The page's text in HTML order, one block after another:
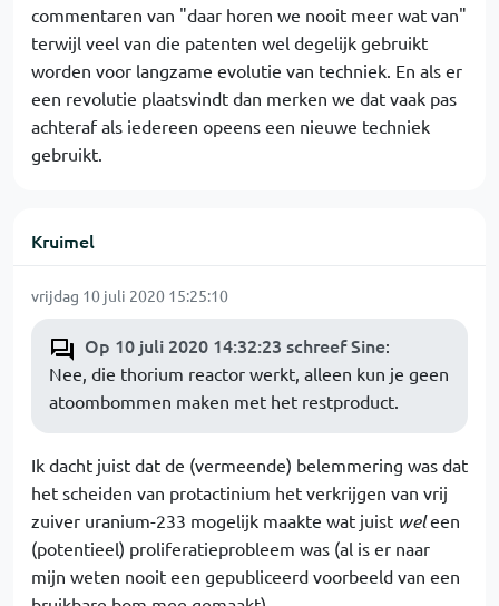
commentaren van "daar horen we nooit meer wat van"
terwijl veel van die patenten wel degelijk gebruikt
worden voor langzame evolutie van techniek. En als er
een revolutie plaatsvindt dan merken we dat vaak pas
achteraf als iedereen opeens een nieuwe techniek
gebruikt.
Kruimel
vrijdag 10 juli 2020 15:25:10
Op 10 juli 2020 14:32:23 schreef Sine:
Nee, die thorium reactor werkt, alleen kun je geen
atoombommen maken met het restproduct.
Ik dacht juist dat de (vermeende) belemmering was dat
het scheiden van protactinium het verkrijgen van vrij
zuiver uranium-233 mogelijk maakte wat juist weleen
(potentieel) proliferatieprobleem was (al is er naar
mijn weten nooit een gepubliceerd voorbeeld van een